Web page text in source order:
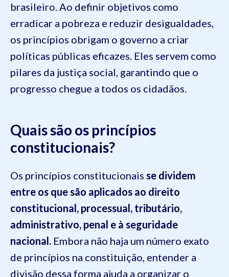
brasileiro. Ao definir objetivos como
erradicar a pobreza e reduzir desigualdades,
os princípios obrigam o governo a criar
políticas públicas eficazes. Eles servem como
pilares da justiça social, garantindo que o
progresso chegue a todos os cidadãos.
Quais são os princípios
constitucionais?
Os princípios constitucionais se dividem
entre os que são aplicados ao direito
constitucional, processual, tributário,
administrativo, penal e à seguridade
nacional. Embora não haja um número exato
de princípios na constituição, entender a
divisão dessa forma ajuda a organizar o